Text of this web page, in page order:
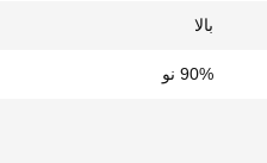
بالا
90% نو